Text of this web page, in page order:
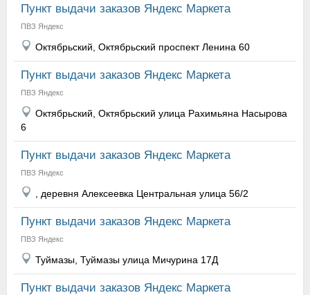
Пункт выдачи заказов Яндекс Маркета
ПВЗ Яндекс
Октябрьский, Октябрьский проспект Ленина 60
Пункт выдачи заказов Яндекс Маркета
ПВЗ Яндекс
Октябрьский, Октябрьский улица Рахимьяна Насырова
6
Пункт выдачи заказов Яндекс Маркета
ПВЗ Яндекс
, деревня Алексеевка Центральная улица 56/2
Пункт выдачи заказов Яндекс Маркета
ПВЗ Яндекс
Туймазы, Туймазы улица Мичурина 17Д
Пункт выдачи заказов Яндекс Маркета